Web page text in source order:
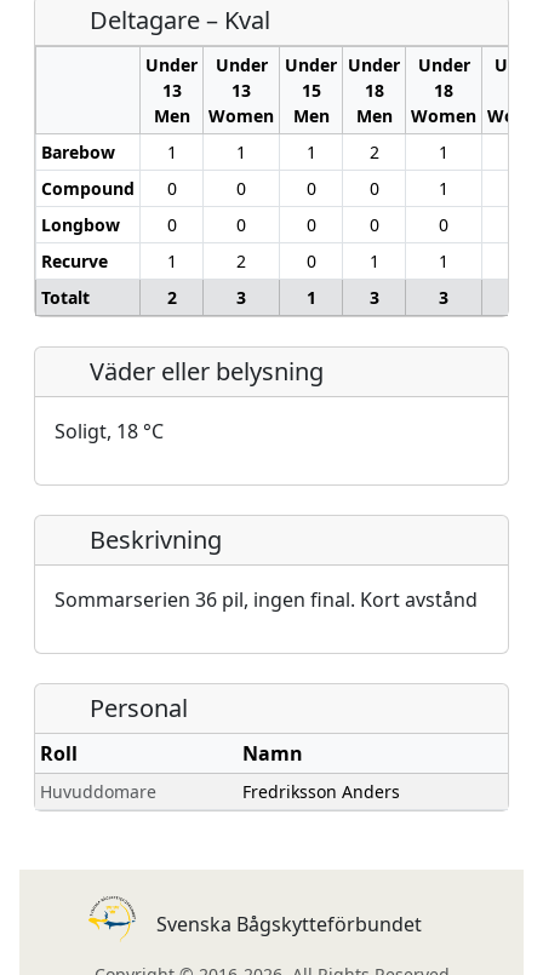
Deltagare – Kval
Under
13
Men
Under
13
Women
Under
15
Men
Under
18
Men
Under
18
Women
Barebow
1 1 1 2 1
Compound
0 0 0 0 1
Longbow
0 0 0 0 0
Recurve
1 2 0 1 1
Totalt
2 3 1 3 3
Väder eller belysning
Soligt, 18 °C
Beskrivning
Sommarserien 36 pil, ingen final. Kort avstånd
Personal
Roll Namn
Huvuddomare Fredriksson Anders
Svenska Bågskytteförbundet